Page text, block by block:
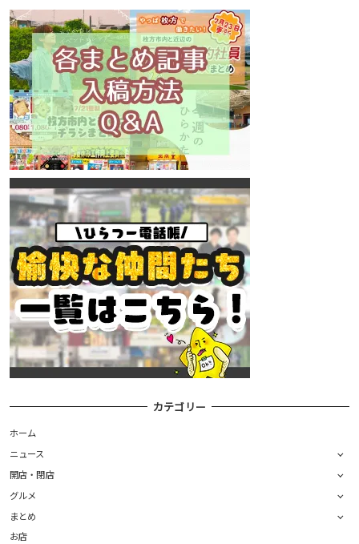
カテゴリー
ホーム
ニュース
開店・閉店
グルメ
まとめ
お店